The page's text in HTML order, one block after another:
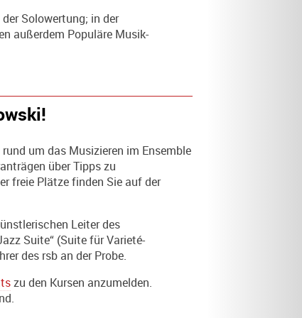
Solowertung; in der
außerdem Populäre Musik-
um das Musizieren im Ensemble
über Tipps zu
freie Plätze finden Sie auf der
Leiter des
Suite“ (Suite für Varieté-
des rsb an der Probe.
zu den Kursen anzumelden.